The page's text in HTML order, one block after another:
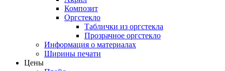
Композит
Оргстекло
Таблички из оргстекла
Прозрачное оргстекло
Информация о материалах
Ширины печати
Цены